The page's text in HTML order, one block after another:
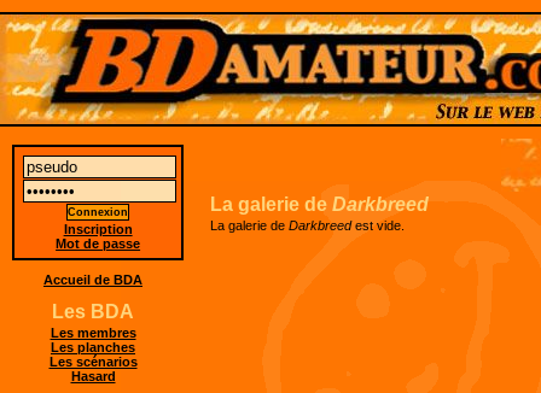
La galerie de Darkbreed
La galerie de Darkbreedest vide.
Inscription
Mot de passe
Accueil de BDA
Les BDA
Les membres
Les planches
Les scénarios
Hasard